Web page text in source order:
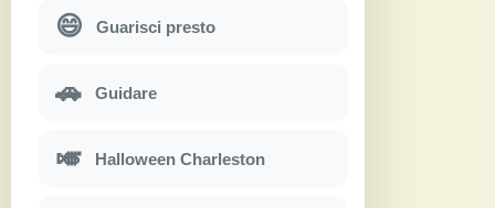
😄 Guarisci presto
🚗 Guidare
🎺 Halloween Charleston